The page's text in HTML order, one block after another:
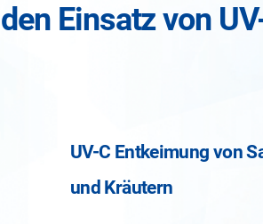
Einsatz von
UV-C Entkeimung von
und Kräutern